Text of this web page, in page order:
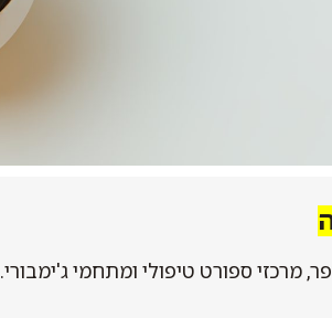
מרכזי ספורט טיפולי ומתחמי ג'ימבורי.